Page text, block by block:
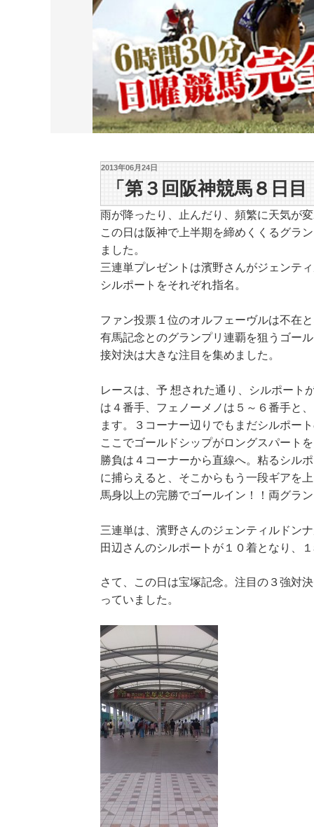
2013年06月24日
「第３回阪神競馬８日
雨が降ったり、止んだり、頻繁に天気が
この日は阪神で上半期を締めくくるグラ
ました。
三連単プレゼントは濱野さんがジェンテ
シルポートをそれぞれ指名。
ファン投票１位のオルフェーヴルは不在
有馬記念とのグランプリ連覇を狙うゴー
接対決は大きな注目を集めました。
レースは、予 想された通り、シルポート
は４番手、フェノーメノは５～６番手と
ます。３コーナー辺りでもまだシルポー
ここでゴールドシップがロングスパート
勝負は４コーナーから直線へ。粘るシル
に捕らえると、そこからもう一段ギアを
馬身以上の完勝でゴールイン！！両
三連単は、濱野さんのジェンティルドン
田辺さんのシルポートが１０着となり、
さて、この日は宝塚記念。注目の３強対
っていました。